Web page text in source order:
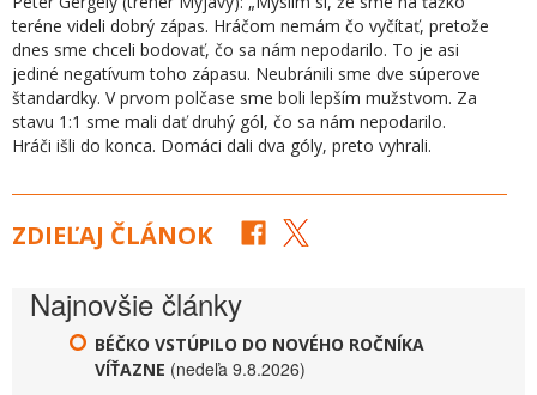
teréne videli dobrý zápas. Hráčom nemám čo vyčítať, pretože
dnes sme chceli bodovať, čo sa nám nepodarilo. To je asi
jediné negatívum toho zápasu. Neubránili sme dve súperove
štandardky. V prvom polčase sme boli lepším mužstvom. Za
stavu 1:1 sme mali dať druhý gól, čo sa nám nepodarilo.
Hráči išli do konca. Domáci dali dva góly, preto vyhrali.
ZDIEĽAJ ČLÁNOK
Najnovšie články
BÉČKO VSTÚPILO DO NOVÉHO ROČNÍKA
VÍŤAZNE (nedeľa 9.8.2026)